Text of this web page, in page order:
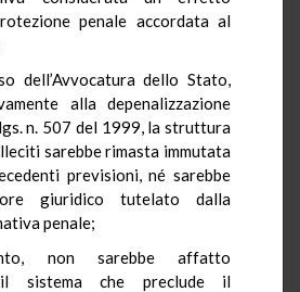
penale accordata al
dell’Avvocatura dello Stato,
alla depenalizzazione
n. 507 del 1999, la struttura
sarebbe rimasta immutata
previsioni, né sarebbe
giuridico tutelato dalla
penale;
non sarebbe affatto
il sistema che preclude il